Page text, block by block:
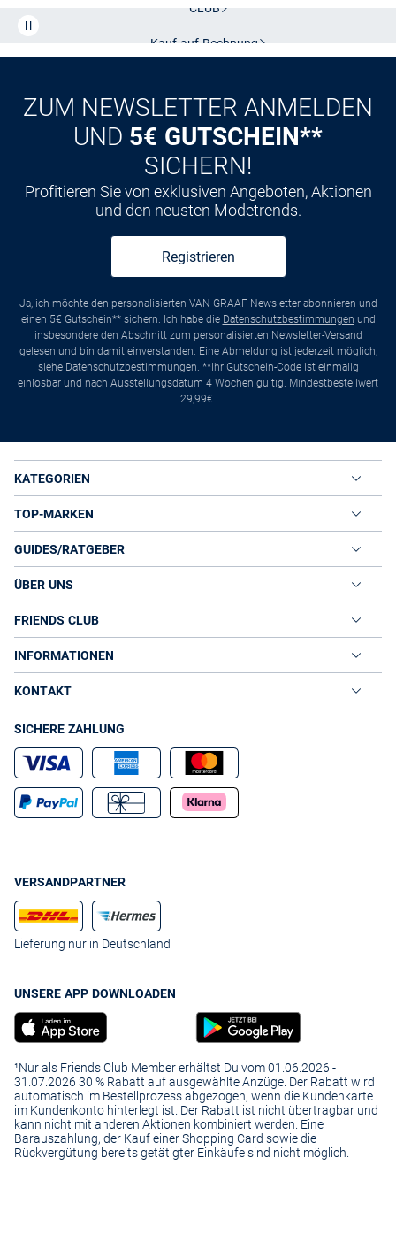
CLUB
Kauf auf Rechnung
ZUM NEWSLETTER ANMELDEN
UND 5€ GUTSCHEIN**
SICHERN!
Profitieren Sie von exklusiven Angeboten, Aktionen
und den neusten Modetrends.
Registrieren
Ja, ich möchte den personalisierten VAN GRAAF Newsletter abonnieren und
einen 5€ Gutschein** sichern. Ich habe die Datenschutzbestimmungen und
insbesondere den Abschnitt zum personalisierten Newsletter-Versand
gelesen und bin damit einverstanden. Eine Abmeldung ist jederzeit möglich,
siehe Datenschutzbestimmungen. **Ihr Gutschein-Code ist einmalig
einlösbar und nach Ausstellungsdatum 4 Wochen gültig. Mindestbestellwert
29,99€.
KATEGORIEN
TOP-MARKEN
GUIDES/RATGEBER
ÜBER UNS
FRIENDS CLUB
INFORMATIONEN
KONTAKT
SICHERE ZAHLUNG
VERSANDPARTNER
Lieferung nur in Deutschland
UNSERE APP DOWNLOADEN
¹Nur als Friends Club Member erhältst Du vom 01.06.2026 -
31.07.2026 30 % Rabatt auf ausgewählte Anzüge. Der Rabatt wird
automatisch im Bestellprozess abgezogen, wenn die Kundenkarte
im Kundenkonto hinterlegt ist. Der Rabatt ist nicht übertragbar und
kann nicht mit anderen Aktionen kombiniert werden. Eine
Barauszahlung, der Kauf einer Shopping Card sowie die
Rückvergütung bereits getätigter Einkäufe sind nicht möglich.